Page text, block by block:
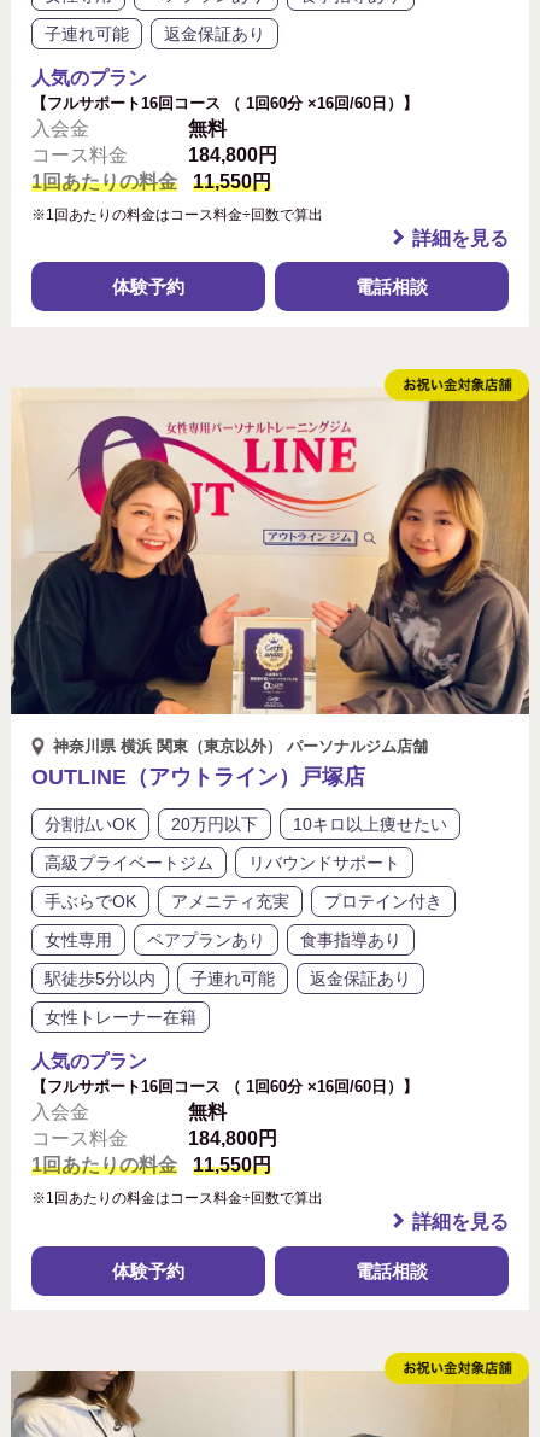
子連れ可能
返金保証あり
人気のプラン
【フルサポート16回コース （ 1回60分 ×16回/60日）】
入会金
無料
コース料金
184,800円
1回あたりの料金
11,550円
※1回あたりの料金はコース料金÷回数で算出
詳細を見る
体験予約 電話相談
神奈川県 横浜 関東（東京以外） パーソナルジム店舗
OUTLINE（アウトライン）戸塚店
分割払いOK 20万円以下
10キロ以上痩せたい
高級プライベートジム
リバウンドサポート
手ぶらでOK
アメニティ充実
プロテイン付き
女性専用
ペアプランあり
食事指導あり
駅徒歩5分以内
子連れ可能
返金保証あり
女性トレーナー在籍
人気のプラン
【フルサポート16回コース （ 1回60分 ×16回/60日）】
入会金
無料
コース料金
184,800円
1回あたりの料金
11,550円
※1回あたりの料金はコース料金÷回数で算出
詳細を見る
体験予約 電話相談